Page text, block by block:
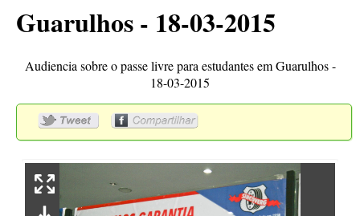
Guarulhos - 18-03-2015
Audiencia sobre o passe livre para estudantes em Guarulhos -
18-03-2015